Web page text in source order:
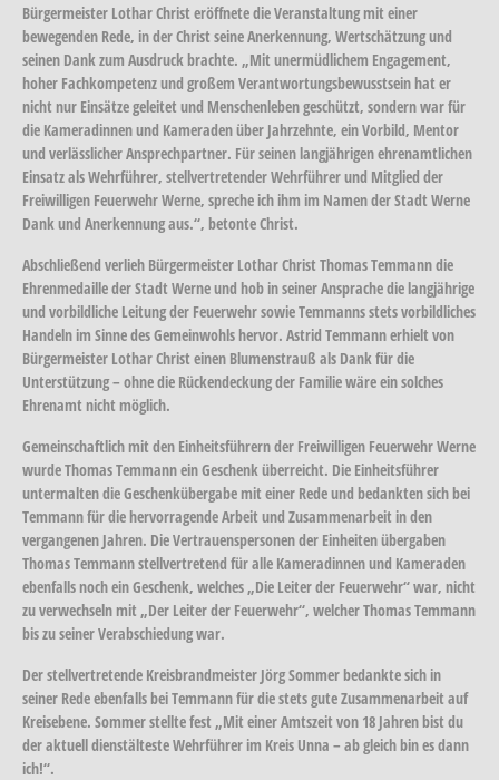
Bürgermeister Lothar Christ eröffnete die Veranstaltung mit einer
bewegenden Rede, in der Christ seine Anerkennung, Wertschätzung und
seinen Dank zum Ausdruck brachte. „Mit unermüdlichem Engagement,
hoher Fachkompetenz und großem Verantwortungsbewusstsein hat er
nicht nur Einsätze geleitet und Menschenleben geschützt, sondern war für
die Kameradinnen und Kameraden über Jahrzehnte, ein Vorbild, Mentor
und verlässlicher Ansprechpartner. Für seinen langjährigen ehrenamtlichen
Einsatz als Wehrführer, stellvertretender Wehrführer und Mitglied der
Freiwilligen Feuerwehr Werne, spreche ich ihm im Namen der Stadt Werne
Dank und Anerkennung aus.“, betonte Christ.
Abschließend verlieh Bürgermeister Lothar Christ Thomas Temmann die
Ehrenmedaille der Stadt Werne und hob in seiner Ansprache die langjährige
und vorbildliche Leitung der Feuerwehr sowie Temmanns stets vorbildliches
Handeln im Sinne des Gemeinwohls hervor. Astrid Temmann erhielt von
Bürgermeister Lothar Christ einen Blumenstrauß als Dank für die
Unterstützung – ohne die Rückendeckung der Familie wäre ein solches
Ehrenamt nicht möglich.
Gemeinschaftlich mit den Einheitsführern der Freiwilligen Feuerwehr Werne
wurde Thomas Temmann ein Geschenk überreicht. Die Einheitsführer
untermalten die Geschenkübergabe mit einer Rede und bedankten sich bei
Temmann für die hervorragende Arbeit und Zusammenarbeit in den
vergangenen Jahren. Die Vertrauenspersonen der Einheiten übergaben
Thomas Temmann stellvertretend für alle Kameradinnen und Kameraden
ebenfalls noch ein Geschenk, welches „Die Leiter der Feuerwehr“ war, nicht
zu verwechseln mit „Der Leiter der Feuerwehr“, welcher Thomas Temmann
bis zu seiner Verabschiedung war.
Der stellvertretende Kreisbrandmeister Jörg Sommer bedankte sich in
seiner Rede ebenfalls bei Temmann für die stets gute Zusammenarbeit auf
Kreisebene. Sommer stellte fest „Mit einer Amtszeit von 18 Jahren bist du
der aktuell dienstälteste Wehrführer im Kreis Unna – ab gleich bin es dann
ich!“.